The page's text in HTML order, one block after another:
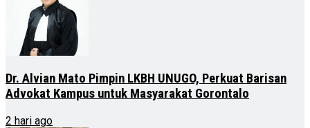
Dr. Alvian Mato Pimpin LKBH UNUGO, Perkuat Barisan
Advokat Kampus untuk Masyarakat Gorontalo
2 hari ago